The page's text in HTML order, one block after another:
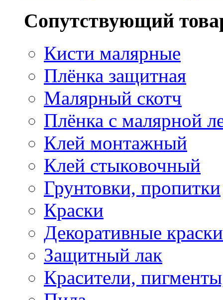
Сопутствующий
Кисти малярные
Плёнка защитная
Малярный скотч
Плёнка с малярной
Клей монтажный
Клей стыковочный
Грунтовки, пропитки
Краски
Декоративные краски
Защитный лак
Красители,